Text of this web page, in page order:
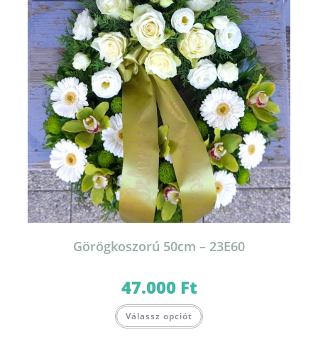
Görögkoszorú 50cm – 23E60
47.000 Ft
Válassz opciót